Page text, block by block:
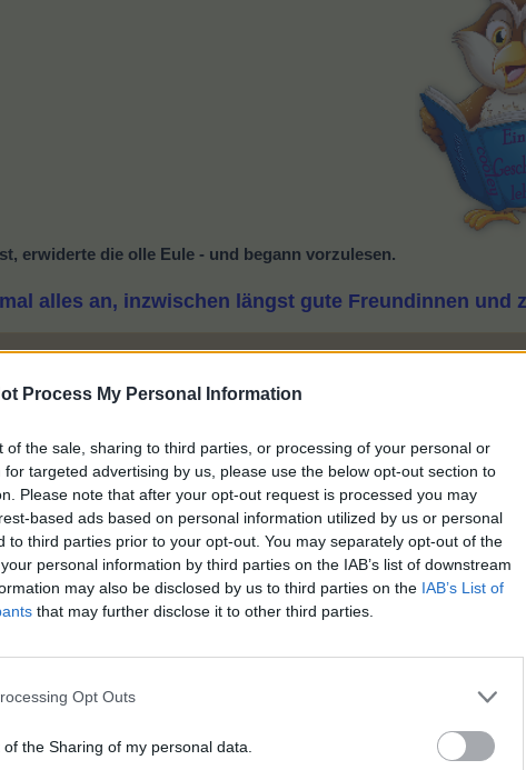
Process My Personal Information
of the sale, sharing to third parties, or processing of your personal or
targeted advertising by us, please use the below opt-out section to
Please note that after your opt-out request is processed you may
based ads based on personal information utilized by us or personal
to third parties prior to your opt-out. You may separately opt-out of the
personal information by third parties on the IAB’s list of downstream
may also be disclosed by us to third parties on the IAB’s List of
that may further disclose it to other third parties.
Opt Outs
the Sharing of my personal data.
erwiderte die olle Eule - und begann vorzulesen.
alles an, inzwischen längst gute Freundinnen und
Welt unterwegs... wirst also viel Zeit haben, für unser gemeinsames Baby...=
ihrem aktuellen Geliebten Bernhard Bleibtreu eröffnete, wie er
Welt beruflich unterwegs zu sein, sondern vielmehr mit
Lebensunterhalt zu bestreiten.
weitreichende Info dem Geliebten eröffnet hatte, suchten ihre weichen
legte all ihre ganzen Gefühle die in Ihr waren in diese Zärtlichkeit -
bevor Bernie jene leicht feuchte Zärtlichkeit unterbrach, um bei
vor Freude überschäumend im Kreis:
Küssen, konnte Sie Ihm antworten:
aber wir sollten ja vorher auch noch einiges dafür planen...=
Ort - aber in ähnlicher Situation, Sie ihren Kopf auf seiner
Sie von Bernie gefragt: